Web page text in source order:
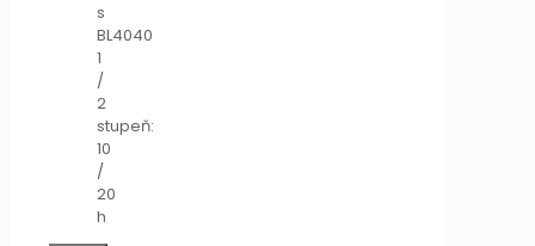
s
BL4040
1
/
2
stupeň:
10
/
20
h